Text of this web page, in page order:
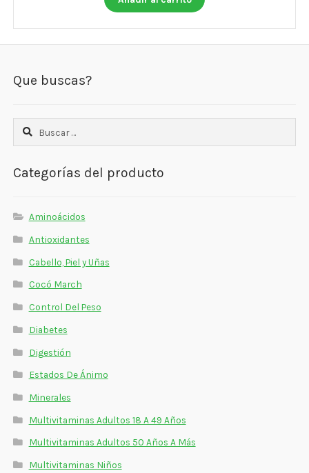
C$1,258.00.
Que buscas?
Buscar:
Categorías del producto
Aminoácidos
Antioxidantes
Cabello, Piel y Uñas
Cocó March
Control Del Peso
Diabetes
Digestión
Estados De Ánimo
Minerales
Multivitaminas Adultos 18 A 49 Años
Multivitaminas Adultos 50 Años A Más
Multivitaminas Niños